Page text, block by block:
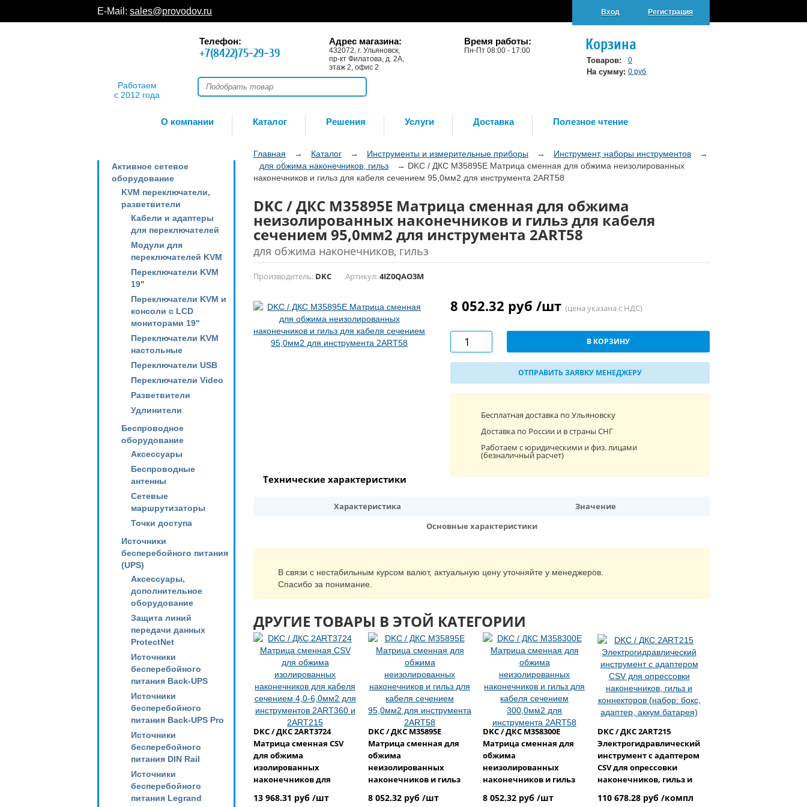
E-Mail: sales@provodov.ru Вход Регистрация
Работаем
с 2012 года
Телефон:
+7(8422)75-29-39
Адрес магазина:
432072, г. Ульяновск,
пр-кт Филатова, д. 2А,
этаж 2, офис 2
Время работы:
Пн-Пт 08:00 - 17:00 Корзина
Товаров: 0
На сумму: 0 руб
О компании Каталог Решения Услуги Доставка Полезное чтение
Активное сетевое
оборудование
KVM переключатели,
разветвители
Кабели и адаптеры
для переключателей
Модули для
переключателей KVM
Переключатели KVM
19"
Переключатели KVM и
консоли с LCD
мониторами 19"
Переключатели KVM
настольные
Переключатели USB
Переключатели Video
Разветвители
Удлинители
Беспроводное
оборудование
Аксессуары
Беспроводные
антенны
Сетевые
маршрутизаторы
Точки доступа
Источники
бесперебойного питания
(UPS)
Аксессуары,
дополнительное
оборудование
Защита линий
передачи данных
ProtectNet
Источники
бесперебойного
питания Back-UPS
Источники
бесперебойного
питания Back-UPS Pro
Источники
бесперебойного
питания DIN Rail
Источники
бесперебойного
питания Legrand
Главная → Каталог → Инструменты и измерительные приборы → Инструмент, наборы инструментов
→
для обжима наконечников, гильз
→ DKC / ДКС M35895E Матрица сменная для обжима неизолированных
наконечников и гильз для кабеля сечением 95,0мм2 для инструмента 2ART58
DKC / ДКС M35895E Матрица сменная для обжима
неизолированных наконечников и гильз для кабеля
сечением 95,0мм2 для инструмента 2ART58
для обжима наконечников, гильз
Производитель: DKC Артикул:4IZ0QAO3M
8 052.32 руб /шт (цена указана с НДС)
В КОРЗИНУ
ОТПРАВИТЬ ЗАЯВКУ МЕНЕДЖЕРУ
Бесплатная доставка по Ульяновску
Доставка по России и в страны СНГ
Работаем с юридическими и физ. лицами
(безналичный расчет)
Технические характеристики
Характеристика
Значение
Основные характеристики
В связи с нестабильным курсом валют, актуальную цену уточняйте у менеджеров.
Спасибо за понимание.
ДРУГИЕ ТОВАРЫ В ЭТОЙ КАТЕГОРИИ
DKC / ДКС 2ART3724
Матрица сменная CSV
для обжима
изолированных
наконечников для
6,0мм2 для
13 968.31 руб /шт
DKC / ДКС M35895E
Матрица сменная для
обжима
неизолированных
наконечников и гильз
95,0мм2 для
8 052.32 руб /шт
DKC / ДКС M358300E
Матрица сменная для
обжима
неизолированных
наконечников и гильз
300,0мм2 для
8 052.32 руб /шт
DKC / ДКС 2ART215
Электрогидравлический
инструмент с адаптером
CSV для опрессовки
наконечников, гильз и
бокс, адаптер,
110 678.28 руб /компл